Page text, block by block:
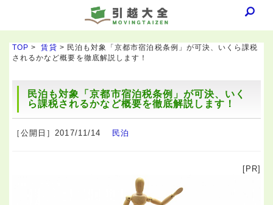
TOP >賃貸 > 民泊も対象「京都市宿泊税条例」が可決、いくら課税
されるかなど概要を徹底解説します！
民泊も対象「京都市宿泊税条例」が可決、いく
ら課税されるかなど概要を徹底解説します！
［公開日］2017/11/14 民泊
[PR]